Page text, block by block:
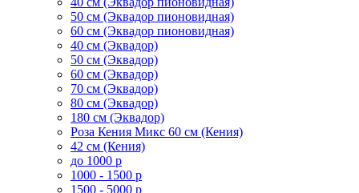
50 см (Эквадор пионовидная)
60 см (Эквадор пионовидная)
40 см (Эквадор)
50 см (Эквадор)
60 см (Эквадор)
70 см (Эквадор)
80 см (Эквадор)
180 см (Эквадор)
Роза Кения Микс 60 см (Кения)
42 см (Кения)
до 1000 р
1000 - 1500 р
1500 - 5000 р